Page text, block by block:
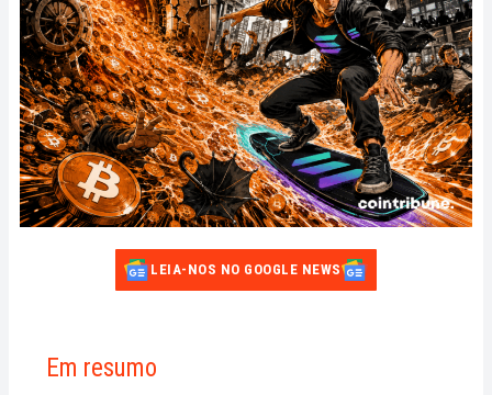
LEIA-NOS NO GOOGLE NEWS
Em resumo